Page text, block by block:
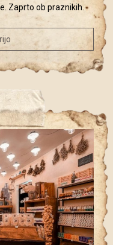
Zaprto ob praznikih.